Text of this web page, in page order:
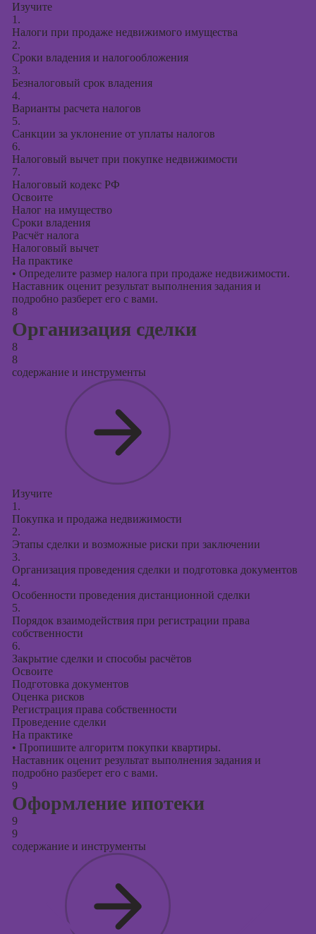
Изучите
1.
Налоги при продаже недвижимого имущества
2.
Сроки владения и налогообложения
3.
Безналоговый срок владения
4.
Варианты расчета налогов
5.
Санкции за уклонение от уплаты налогов
6.
Налоговый вычет при покупке недвижимости
7.
Налоговый кодекс РФ
Освоите
Налог на имущество
Сроки владения
Расчёт налога
Налоговый вычет
На практике
• Определите размер налога при продаже недвижимости.
Наставник оценит результат выполнения задания и
подробно разберет его с вами.
8
Организация сделки
8
8
содержание и инструменты
Изучите
1.
Покупка и продажа недвижимости
2.
Этапы сделки и возможные риски при заключении
3.
Организация проведения сделки и подготовка документов
4.
Особенности проведения дистанционной сделки
5.
Порядок взаимодействия при регистрации права
собственности
6.
Закрытие сделки и способы расчётов
Освоите
Подготовка документов
Оценка рисков
Регистрация права собственности
Проведение сделки
На практике
• Пропишите алгоритм покупки квартиры.
Наставник оценит результат выполнения задания и
подробно разберет его с вами.
9
Оформление ипотеки
9
9
содержание и инструменты